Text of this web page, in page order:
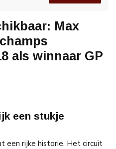
Max
als winnaar GP
een stukje
een rijke historie. Het circuit